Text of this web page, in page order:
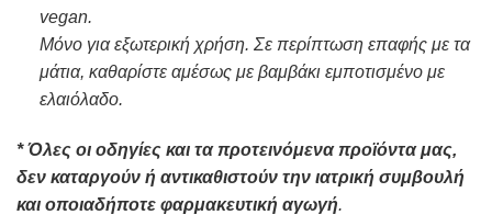
vegan.
Μόνο για εξωτερική χρήση. Σε περίπτωση επαφής με τα
μάτια, καθαρίστε αμέσως με βαμβάκι εμποτισμένο με
ελαιόλαδο.
* Όλες οι οδηγίες και τα προτεινόμενα προϊόντα μας,
δεν καταργούν ή αντικαθιστούν την ιατρική συμβουλή
και οποιαδήποτε φαρμακευτική αγωγή.